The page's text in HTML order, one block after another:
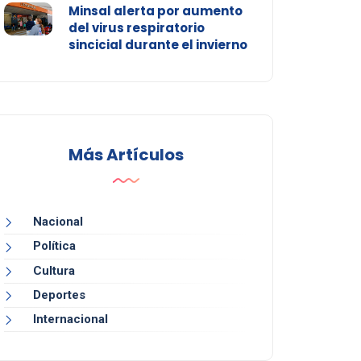
Minsal alerta por aumento
del virus respiratorio
sincicial durante el invierno
Más Artículos
Nacional
Política
Cultura
Deportes
Internacional